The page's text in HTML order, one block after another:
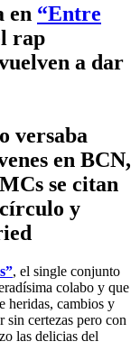
en “Entre
rap
a dar
versaba
en BCN,
se citan
y
, el single conjunto
colabo y que
heridas, cambios y
sin certezas pero con
las delicias del